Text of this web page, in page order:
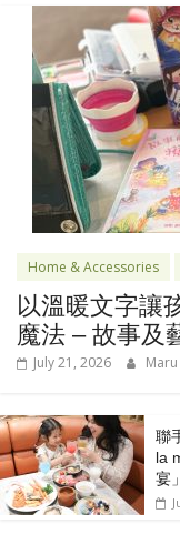
Home & Accessories
以溫暖文字讓
魔法 – 故事及
July 21, 2026 Maru
聯
la
宴」